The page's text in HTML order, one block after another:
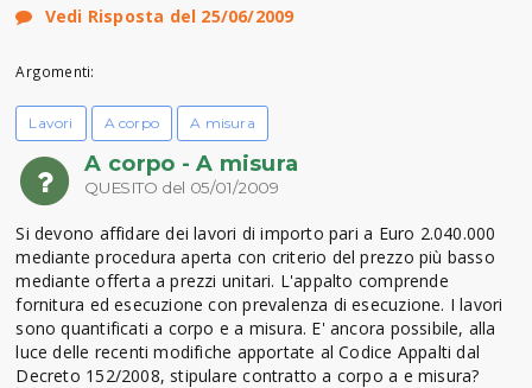
Vedi Risposta del 25/06/2009
Argomenti:
Lavori A corpo A misura
A corpo - A misura
QUESITO del 05/01/2009
Si devono affidare dei lavori di importo pari a Euro 2.040.000
mediante procedura aperta con criterio del prezzo più basso
mediante offerta a prezzi unitari. L'appalto comprende
fornitura ed esecuzione con prevalenza di esecuzione. I lavori
sono quantificati a corpo e a misura. E' ancora possibile, alla
luce delle recenti modifiche apportate al Codice Appalti dal
Decreto 152/2008, stipulare contratto a corpo a e misura?